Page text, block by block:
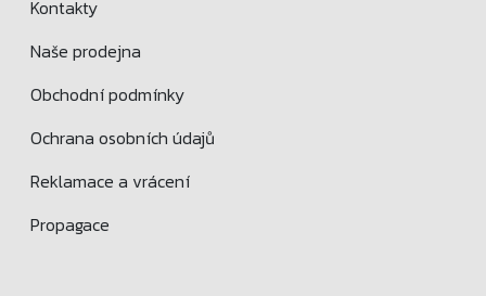
Kontakty
Naše prodejna
Obchodní podmínky
Ochrana osobních údajů
Reklamace a vrácení
Propagace